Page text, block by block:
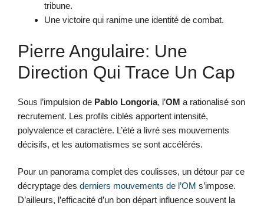
tribune.
Une victoire qui ranime une identité de combat.
Pierre Angulaire: Une
Direction Qui Trace Un Cap
Sous l’impulsion de Pablo Longoria, l’OM a rationalisé son
recrutement. Les profils ciblés apportent intensité,
polyvalence et caractère. L’été a livré ses mouvements
décisifs, et les automatismes se sont accélérés.
Pour un panorama complet des coulisses, un détour par ce
décryptage des derniers mouvements de l’OM s’impose.
D’ailleurs, l’efficacité d’un bon départ influence souvent la